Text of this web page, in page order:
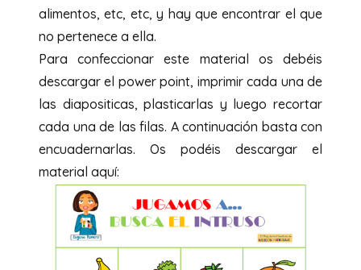
alimentos, etc, etc, y hay que encontrar el que
no pertenece a ella.
Para confeccionar este material os debéis
descargar el power point, imprimir cada una de
las diapositicas, plasticarlas y luego recortar
cada una de las filas. A continuación basta con
encuadernarlas. Os podéis descargar el
material aquí: